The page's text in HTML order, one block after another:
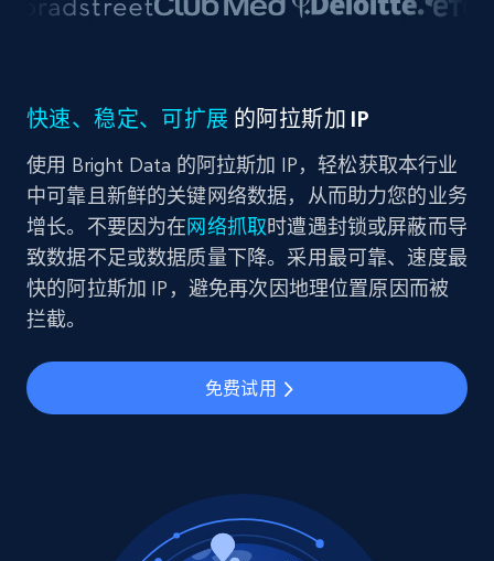
快速、稳定、可扩展 的阿拉斯加 IP
使用 Bright Data 的阿拉斯加 IP，轻松获取本行业
中可靠且新鲜的关键网络数据，从而助力您的业务
增长。不要因为在网络抓取时遭遇封锁或屏蔽而导
致数据不足或数据质量下降。采用最可靠、速度最
快的阿拉斯加 IP，避免再次因地理位置原因而被
拦截。
免费试用